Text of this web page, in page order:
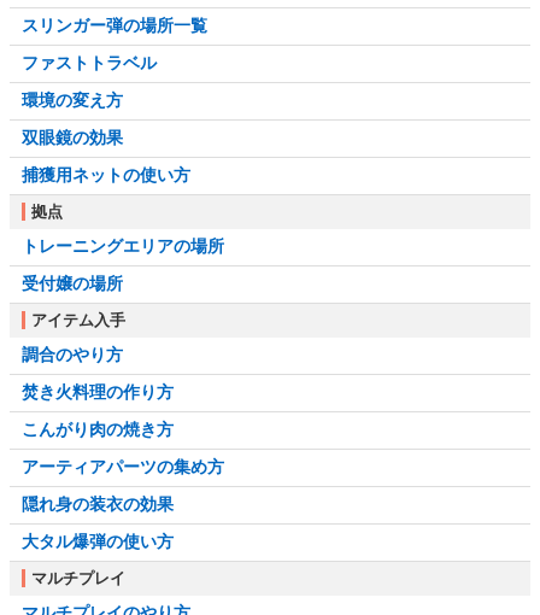
スリンガー弾の場所一覧
ファストトラベル
環境の変え方
双眼鏡の効果
捕獲用ネットの使い方
拠点
トレーニングエリアの場所
受付嬢の場所
アイテム入手
調合のやり方
焚き火料理の作り方
こんがり肉の焼き方
アーティアパーツの集め方
隠れ身の装衣の効果
大タル爆弾の使い方
マルチプレイ